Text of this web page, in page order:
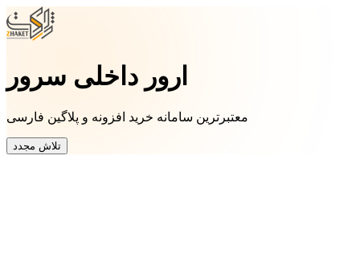
ارور داخلی سرور
معتبرترین سامانه خرید افزونه و پلاگین فارسی
تلاش مجدد